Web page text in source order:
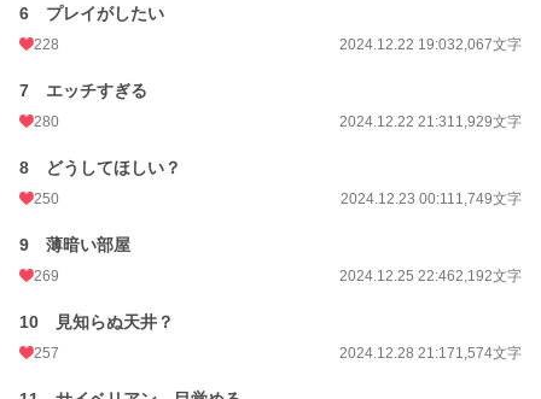
6 プレイがしたい
228 2024.12.22 19:032,067文字
7 エッチすぎる
280 2024.12.22 21:311,929文字
8 どうしてほしい？
250 2024.12.23 00:111,749文字
9 薄暗い部屋
269 2024.12.25 22:462,192文字
10 見知らぬ天井？
257 2024.12.28 21:171,574文字